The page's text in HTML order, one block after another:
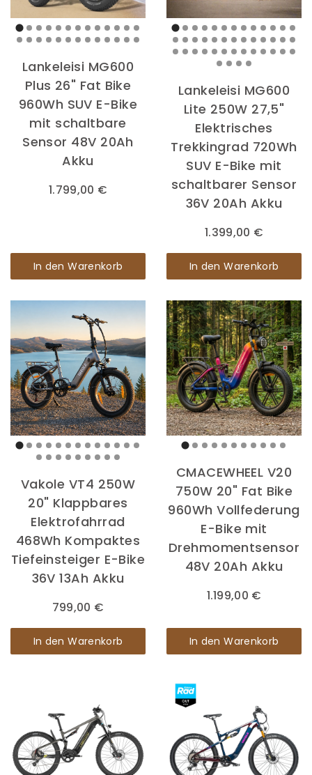
Lankeleisi MG600
Plus 26" Fat Bike
960Wh SUV E-Bike
mit schaltbare
Sensor 48V 20Ah
Akku
1.799,00 €
In den Warenkorb
Lankeleisi MG600
Lite 250W 27,5"
Elektrisches
Trekkingrad 720Wh
SUV E-Bike mit
schaltbarer Sensor
36V 20Ah Akku
1.399,00 €
In den Warenkorb
Vakole VT4 250W
20" Klappbares
Elektrofahrrad
468Wh Kompaktes
Tiefeinsteiger E-Bike
36V 13Ah Akku
799,00 €
In den Warenkorb
CMACEWHEEL V20
750W 20" Fat Bike
960Wh Vollfederung
E-Bike mit
Drehmomentsensor
48V 20Ah Akku
1.199,00 €
In den Warenkorb